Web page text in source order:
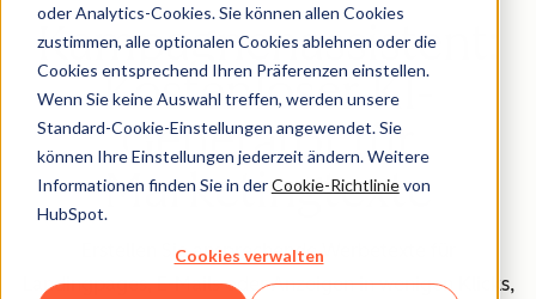
oder Analytics-Cookies. Sie können allen Cookies
zustimmen, alle optionalen Cookies ablehnen oder die
Cookies entsprechend Ihren Präferenzen einstellen.
Wenn Sie keine Auswahl treffen, werden unsere
Standard-Cookie-Einstellungen angewendet. Sie
können Ihre Einstellungen jederzeit ändern. Weitere
Informationen finden Sie in derCookie-Richtlinievon
HubSpot.
Cookies verwalten
Kampagnenassistent:
Kostenloser KI-
Generator für
Marketingtexte
Erstellen Sie ansprechende Werbetexte für
Landingpages, E-Mails oder Anzeigen in wenigen Klicks,